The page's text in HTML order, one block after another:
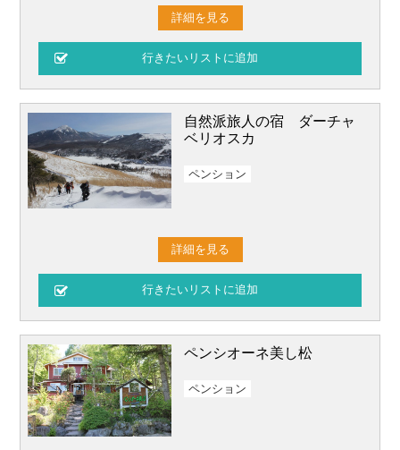
詳細を見る
自然派旅人の宿 ダーチャ
ベリオスカ
ペンション
詳細を見る
ペンシオーネ美し松
ペンション